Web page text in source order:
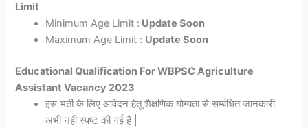
Limit
Minimum Age Limit : Update Soon
Maximum Age Limit : Update Soon
Educational Qualification For WBPSC Agriculture
Assistant Vacancy 2023
इस भर्ती के लिए आवेदन हेतू शैक्षणिक योग्यता से सम्बंधित जानकारी
अभी नही स्पष्ट की गई है |